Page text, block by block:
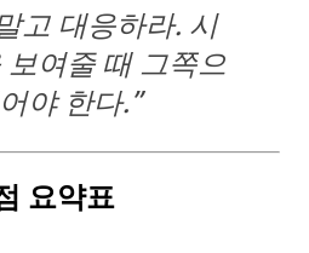
고 대응하라. 시
여줄 때 그쪽으
야 한다.”
요약표